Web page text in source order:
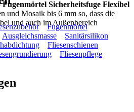
Sicherheitsfuge Flexibel
und Mosaik bis 6 mm so, dass die
und auch im Außenbereich
Fugenmörtel
Ausgleichsmasse
Sanitärsilikon
Fliesenschienen
Fliesenpflege